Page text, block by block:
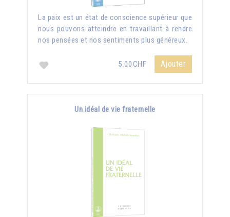
La paix est un état de conscience supérieur que
nous pouvons atteindre en travaillant à rendre
nos pensées et nos sentiments plus généreux.
5.00CHF Ajouter
Un idéal de vie fraternelle